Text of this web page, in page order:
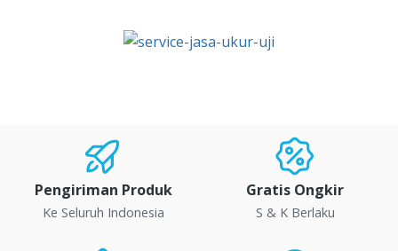
Pengiriman Produk Gratis Ongkir